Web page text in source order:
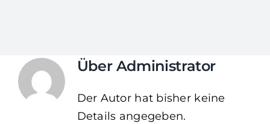
Über Administrator
Der Autor hat bisher keine
Details angegeben.